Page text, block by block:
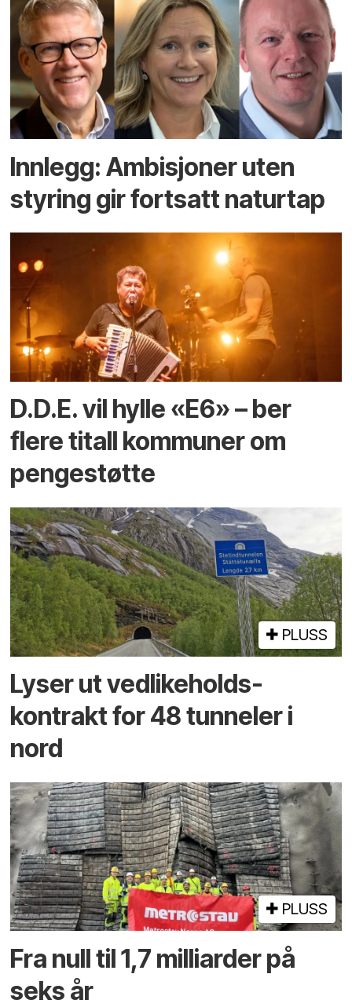
Innlegg: Ambisjoner uten
styring gir fortsatt naturtap
D.D.E. vil hylle «E6» – ber
flere titall kommuner om
pengestøtte
PLUSS
Lyser ut vedlikeholds­
kontrakt for 48 tunneler i
nord
PLUSS
Fra null til 1,7 milliarder på
seks år